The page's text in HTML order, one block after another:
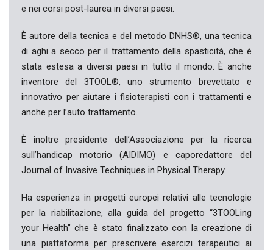
e nei corsi post-laurea in diversi paesi.
È autore della tecnica e del metodo DNHS®, una tecnica
di aghi a secco per il trattamento della spasticità, che è
stata estesa a diversi paesi in tutto il mondo. È anche
inventore del 3TOOL®, uno strumento brevettato e
innovativo per aiutare i fisioterapisti con i trattamenti e
anche per l’auto trattamento.
È inoltre presidente dell’Associazione per la ricerca
sull’handicap motorio (AIDIMO) e caporedattore del
Journal of Invasive Techniques in Physical Therapy.
Ha esperienza in progetti europei relativi alle tecnologie
per la riabilitazione, alla guida del progetto “3TOOLing
your Health” che è stato finalizzato con la creazione di
una piattaforma per prescrivere esercizi terapeutici ai